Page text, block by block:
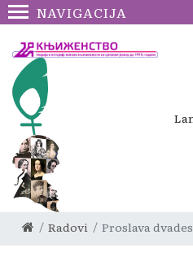
NAVIGACIJA
Radovi Proslava